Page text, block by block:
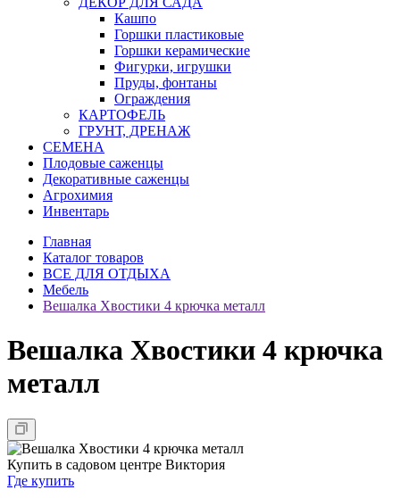
Кашпо
Горшки пластиковые
Горшки керамические
Фигурки, игрушки
Пруды, фонтаны
Ограждения
КАРТОФЕЛЬ
ГРУНТ, ДРЕНАЖ
СЕМЕНА
Плодовые саженцы
Декоративные саженцы
Агрохимия
Инвентарь
Главная
Каталог товаров
ВСЕ ДЛЯ ОТДЫХА
Мебель
Вешалка Хвостики 4 крючка металл
Вешалка Хвостики 4 крючка
металл
Купить в садовом центре Виктория
Где купить